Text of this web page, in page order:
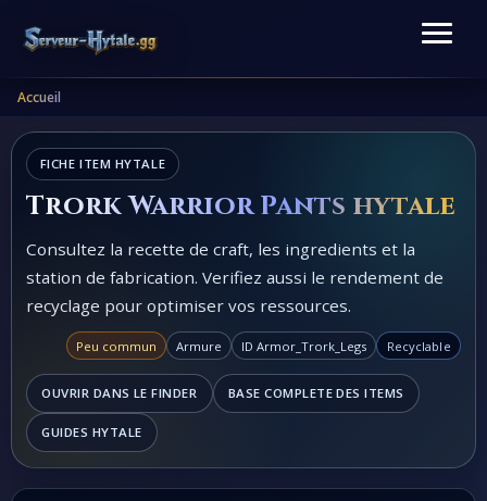
Accueil
FICHE ITEM HYTALE
Trork Warrior Pants hytale
Consultez la recette de craft, les ingredients et la
station de fabrication. Verifiez aussi le rendement de
recyclage pour optimiser vos ressources.
Peu commun Armure ID Armor_Trork_Legs Recyclable
OUVRIR DANS LE FINDER BASE COMPLETE DES ITEMS
GUIDES HYTALE